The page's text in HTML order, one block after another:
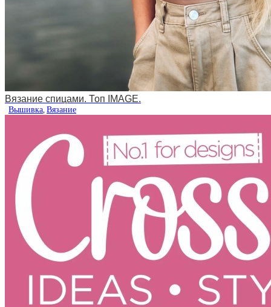
Вязание спицами. Топ IMAGE.
Вышивка,Вязание